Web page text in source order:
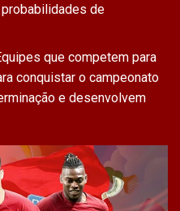
de
que competem para
conquistar o campeonato
e desenvolvem